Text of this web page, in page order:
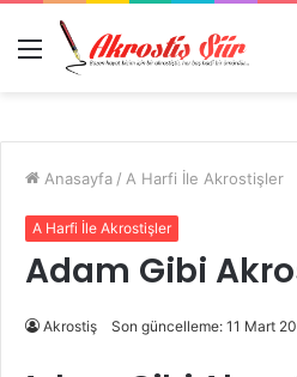
Menü
Anasayfa / A Harfi İle Akrostişler
A Harfi İle Akrostişler
Adam Gibi
Akrostiş Son güncelleme: 11 Mart